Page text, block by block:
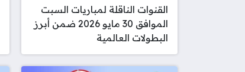
القنوات الناقلة لمباريات السبت
الموافق 30 مايو 2026 ضمن أبرز
البطولات العالمية